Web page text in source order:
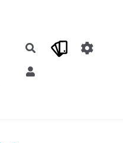
Rechercher